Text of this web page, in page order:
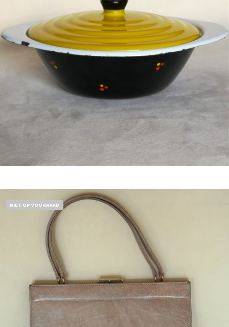
NIET OP VOORRAAD